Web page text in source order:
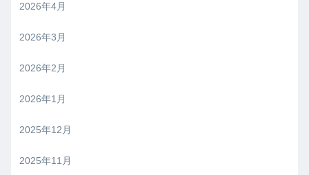
2026年4月
2026年3月
2026年2月
2026年1月
2025年12月
2025年11月